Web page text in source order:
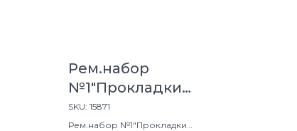
Рем.набор
№1"Прокладки
сантехнические"(12шт)
SKU: 15871
Рем.набор №1"Прокладки